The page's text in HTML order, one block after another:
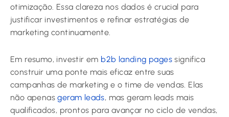
otimização. Essa clareza nos dados é crucial para
justificar investimentos e refinar estratégias de
marketing continuamente.
Em resumo, investir em b2b landing pages significa
construir uma ponte mais eficaz entre suas
campanhas de marketing e o time de vendas. Elas
não apenasgeram leads, mas geram leads mais
qualificados, prontos para avançar no ciclo de vendas,